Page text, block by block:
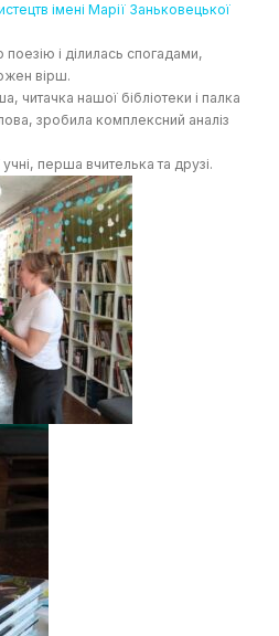
імені Марії Заньковецької
і ділилась спогадами,
вірш.
читачка нашої бібліотеки і палка
зробила комплексний аналіз
перша вчителька та друзі.